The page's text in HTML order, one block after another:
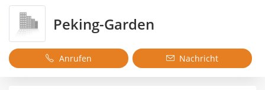
Peking-Garden
Anrufen Nachricht